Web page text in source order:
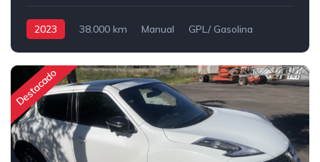
2023 38.000 km Manual
GPL/ Gasolina
Destacado